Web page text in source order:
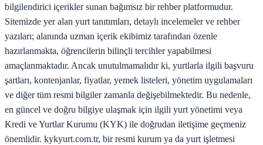
bilgilendirici içerikler sunan bağımsız bir rehber platformudur.
Sitemizde yer alan yurt tanıtımları, detaylı incelemeler ve rehber
yazıları; alanında uzman içerik ekibimiz tarafından özenle
hazırlanmakta, öğrencilerin bilinçli tercihler yapabilmesi
amaçlanmaktadır. Ancak unutulmamalıdır ki, yurtlarla ilgili başvuru
şartları, kontenjanlar, fiyatlar, yemek listeleri, yönetim uygulamaları
ve diğer tüm resmi bilgiler zamanla değişebilmektedir. Bu nedenle,
en güncel ve doğru bilgiye ulaşmak için ilgili yurt yönetimi veya
Kredi ve Yurtlar Kurumu (KYK) ile doğrudan iletişime geçmeniz
önemlidir. kykyurt.com.tr, bir resmi kurum ya da yurt işletmesi